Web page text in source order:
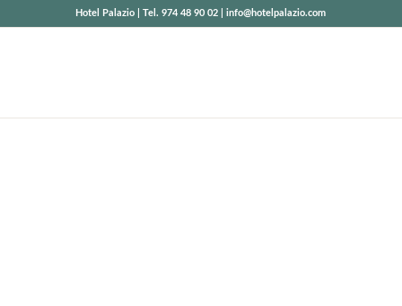
Hotel Palazio | Tel. 974 48 90 02 | info@hotelpalazio.com